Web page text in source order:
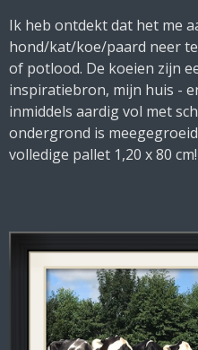
Ik heb ontdekt dat het me
hond/kat/koe/paard neer
of potlood. De koeien zijn
inspiratiebron, mijn huis -
inmiddels aardig vol met
ondergrond is
volledige pallet 1,20 x 80 cm!